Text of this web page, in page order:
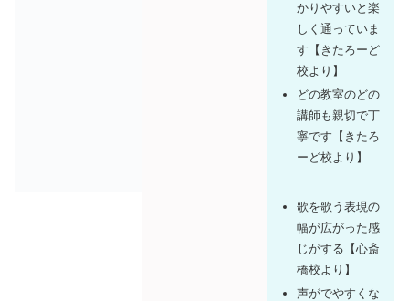
かりやすいと楽
しく通っていま
す【きたろーど
校より】
どの教室のどの
講師も親切で丁
寧です【きたろ
ーど校より】
歌を歌う表現の
幅が広がった感
じがする【心斎
橋校より】
声がでやすくな